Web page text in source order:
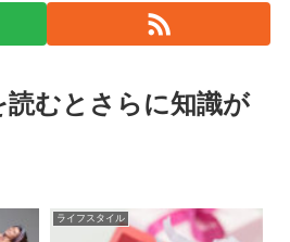
読むとさらに知識が
ライフスタイル